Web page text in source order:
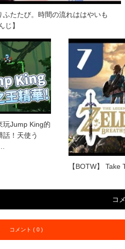
ふたたび。時間の流れははやいも
】
玩Jump King的
話！天使う
【BOTW】
コ
コメント ( 0 )